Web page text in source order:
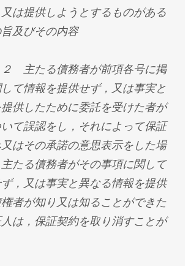
は提供しようとするものがある
及びその内容
債務者が前項各号に掲
て情報を提供せず，又は事実と
供したために委託を受けた者が
て誤認をし，それによって保証
はその承諾の意思表示をした場
たる債務者がその事項に関して
，又は事実と異なる情報を提供
者が知り又は知ることができた
は，保証契約を取り消すことが